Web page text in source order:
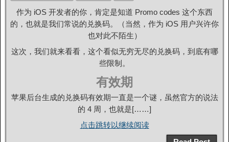
作为 iOS 开发者的你，肯定是知道 Promo codes 这个东西
的，也就是我们常说的兑换码。（当然，作为 iOS 用户兴许你
也对此不陌生）
这次，我们就来看看，这个看似无穷无尽的兑换码，到底有哪
些限制。
有效期
苹果后台生成的兑换码有效期一直是一个谜，虽然官方的说法
的 4 周，也就是[……]
点击跳转以继续阅读